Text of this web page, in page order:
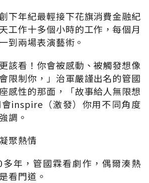
下年紀最輕接下花旗消費金融紀
工作十多個小時的工作，每個月
到兩場表演藝術。
該看！你會被感動、被觸發想像
限制你，」治軍嚴謹出名的管國
感性的那面，「故事給人無限想
inspire（激發）你用不同角度
調。
聚熱情
多年，管國霖看劇作，偶爾湊熱
看門道。